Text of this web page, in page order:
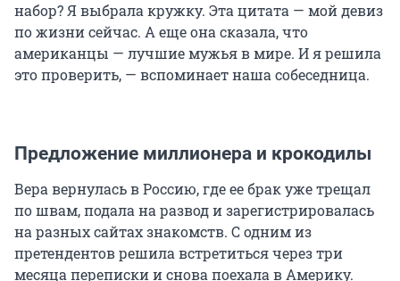
набор? Я выбрала кружку. Эта цитата — мой девиз
по жизни сейчас. А еще она сказала, что
американцы — лучшие мужья в мире. И я решила
это проверить, — вспоминает наша собеседница.
Предложение миллионера и крокодилы
Вера вернулась в Россию, где ее брак уже трещал
по швам, подала на развод и зарегистрировалась
на разных сайтах знакомств. С одним из
претендентов решила встретиться через три
месяца переписки и снова поехала в Америку.